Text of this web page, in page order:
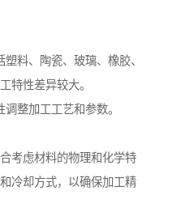
料、陶瓷、玻璃、橡胶、
特性差异较大。
整加工工艺和参数。
考虑材料的物理和化学特
冷却方式，以确保加工精